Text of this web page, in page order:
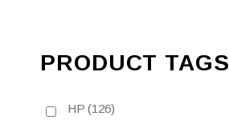
PRODUCT TAGS
HP (126)